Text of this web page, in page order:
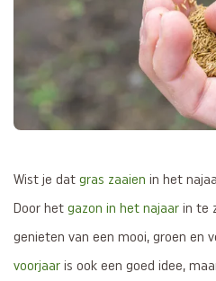
Wist je dat gras zaaien in het
Door het gazon in het najaar in te
genieten van een mooi, groen en
voorjaar is ook een goed idee,